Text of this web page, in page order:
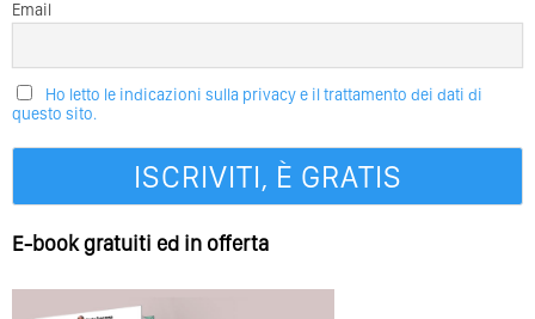
Email
Ho letto le indicazioni sulla privacy e il trattamento dei dati di
questo sito.
E-book gratuiti ed in offerta